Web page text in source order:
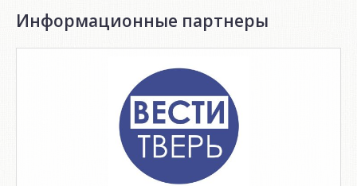
Информационные партнеры